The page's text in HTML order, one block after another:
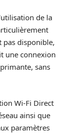
de la
pas disponible,
une connexion
sans
Wi-Fi Direct
ainsi que
paramètres